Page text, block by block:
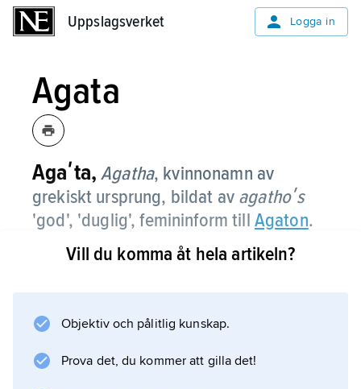
Uppslagsverket Logga in
Agata
Agaʹta, Agatha, kvinnonamn av
grekiskt ursprung, bildat av agathoʹs
'god', 'duglig', femininform till Agaton.
Namnet har funnits i svenskan sedan 1300-
Information om artikeln
Vill du komma åt hela artikeln?
Objektiv och pålitlig kunskap.
Prova det, du kommer att gilla det!